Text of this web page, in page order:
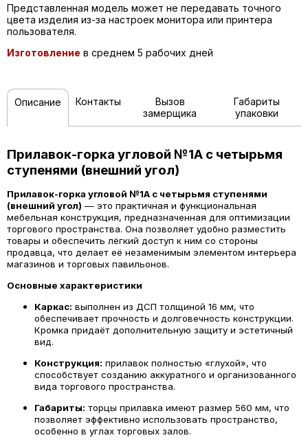
Представленная модель может не передавать точного
цвета изделия из-за настроек монитора или принтера
пользователя.
Изготовление в среднем 5 рабочих дней
Описание Контакты
Вызов
замерщика
Габариты
упаковки
Прилавок-горка угловой №1А с четырьмя
ступенями (внешний угол)
Прилавок-горка угловой №1А с четырьмя ступенями
(внешний угол) — это практичная и функциональная
мебельная конструкция, предназначенная для оптимизации
торгового пространства. Она позволяет удобно разместить
товары и обеспечить лёгкий доступ к ним со стороны
продавца, что делает её незаменимым элементом интерьера
магазинов и торговых павильонов.
Основные характеристики
Каркас: выполнен из ДСП толщиной 16 мм, что
обеспечивает прочность и долговечность конструкции.
Кромка придаёт дополнительную защиту и эстетичный
вид.
Конструкция: прилавок полностью «глухой», что
способствует созданию аккуратного и организованного
вида торгового пространства.
Габариты: торцы прилавка имеют размер 560 мм, что
позволяет эффективно использовать пространство,
особенно в углах торговых залов.